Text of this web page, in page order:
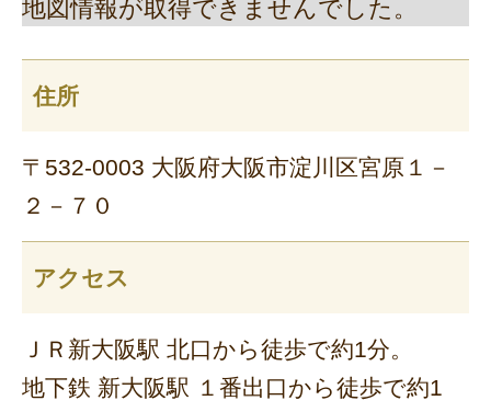
地図情報が取得できませんでした。
住所
〒532-0003 大阪府大阪市淀川区宮原１－
２－７０
アクセス
ＪＲ新大阪駅 北口から徒歩で約1分。
地下鉄 新大阪駅 １番出口から徒歩で約1